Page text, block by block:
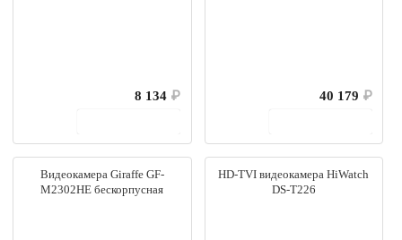
8 134 ₽
40 179 ₽
Видеокамера Giraffe GF-
M2302HE бескорпусная
HD-TVI видеокамера HiWatch
DS-T226